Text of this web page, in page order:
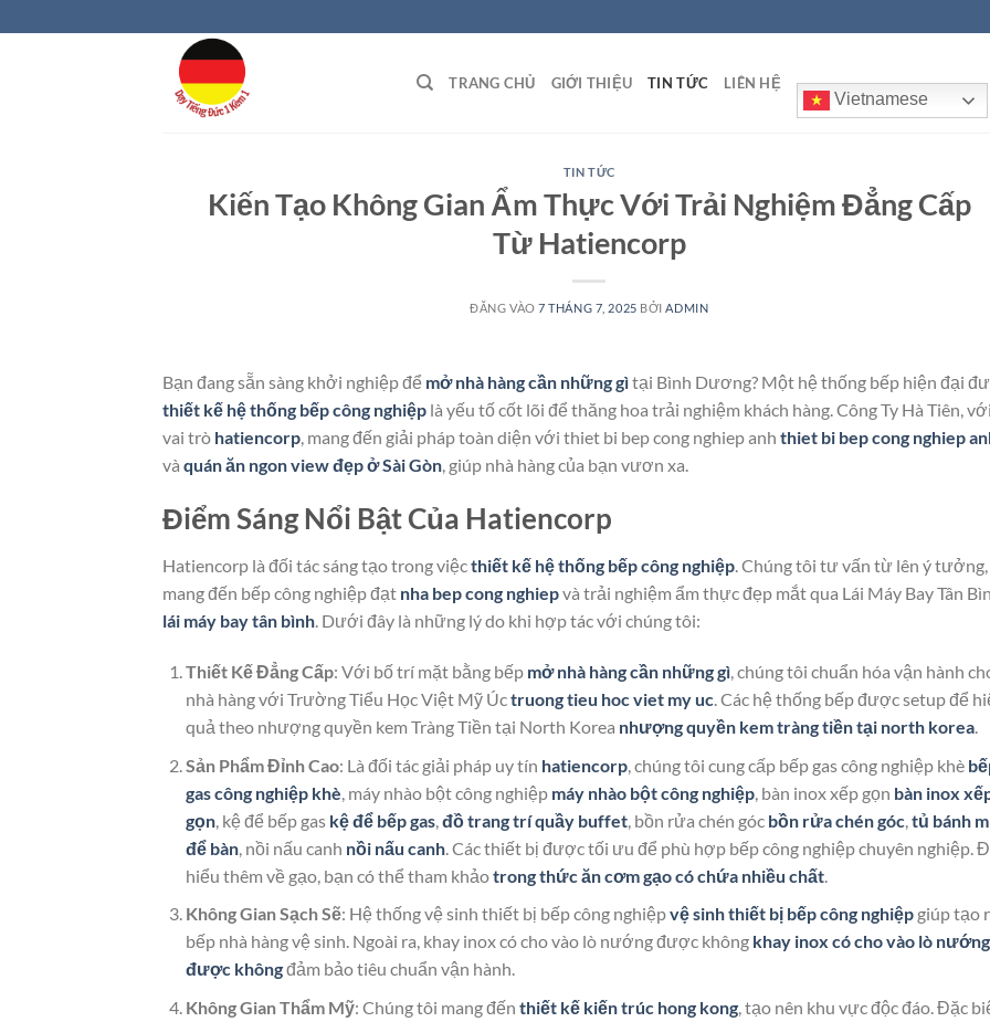
qua
TRANG CHỦ GIỚI THIỆU TIN TỨC LIÊN HỆ
Vietnamese
TIN TỨC
Kiến Tạo Không Gian Ẩm Thực Với Trải Nghiệm Đẳng Cấp
Từ Hatiencorp
ĐĂNG VÀO7 THÁNG 7, 2025 BỞI ADMIN
Bạn đang sẵn sàng khởi nghiệp để mở nhà hàng cần những gìtại Bình Dương? Một hệ thống bếp hiện đại
thiết kế hệ thống bếp công nghiệp là yếu tố cốt lõi để thăng hoa trải nghiệm khách hàng. Công Ty Hà Tiên,
vai trò hatiencorp , mang đến giải pháp toàn diện với thiet bi bep cong nghiep anh thiet bi bep cong nghiep
và quán ăn ngon view đẹp ở Sài Gòn , giúp nhà hàng của bạn vươn xa.
Điểm Sáng Nổi Bật Của Hatiencorp
Hatiencorp là đối tác sáng tạo trong việcthiết kế hệ thống bếp công nghiệp. Chúng tôi tư vấn từ lên ý tưởng,
mang đến bếp công nghiệp đạt nha bep cong nghiepvà trải nghiệm ẩm thực đẹp mắt qua Lái Máy Bay Tân
lái máy bay tân bình. Dưới đây là những lý do khi hợp tác với chúng tôi:
Thiết Kế Đẳng Cấp: Với bố trí mặt bằng bếp mở nhà hàng cần những gì, chúng tôi chuẩn hóa vận hành
nhà hàng với Trường Tiểu Học Việt Mỹ Úctruong tieu hoc viet my uc. Các hệ thống bếp được setup để
quả theo nhượng quyền kem Tràng Tiền tại North Korea nhượng quyền kem tràng tiền tại north korea.
Sản Phẩm Đỉnh Cao: Là đối tác giải pháp uy tín hatiencorp, chúng tôi cung cấp bếp gas công nghiệp khè
gas công nghiệp khè , máy nhào bột công nghiệp máy nhào bột công nghiệp, bàn inox xếp gọn bàn inox
gọn, kệ để bếp gas kệ để bếp gas, đồ trang trí quầy buffet, bồn rửa chén góc bồn rửa chén góc tủ bánh
để bàn, nồi nấu canh nồi nấu canh. Các thiết bị được tối ưu để phù hợp bếp công nghiệp chuyên nghiệp.
hiểu thêm về gạo, bạn có thể tham khảotrong thức ăn cơm gạo có chứa nhiều chất.
Không Gian Sạch Sẽ: Hệ thống vệ sinh thiết bị bếp công nghiệpvệ sinh thiết bị bếp công nghiệpgiúp tạo
bếp nhà hàng vệ sinh. Ngoài ra, khay inox có cho vào lò nướng được không khay inox có cho vào lò nướng
được khôngđảm bảo tiêu chuẩn vận hành.
Không Gian Thẩm Mỹ: Chúng tôi mang đến thiết kế kiến trúc hong kong, tạo nên khu vực độc đáo. Đặc